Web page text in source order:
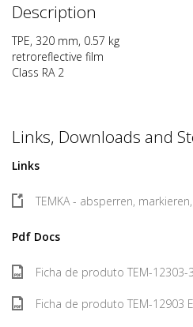
Description
TPE, 320 mm, 0.57 kg
retroreflective film
Class RA 2
Links, Downloads and
Links
TEMKA - absperren,
Pdf Docs
Ficha de produto TEM-12303-
Ficha de produto TEM-12903